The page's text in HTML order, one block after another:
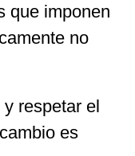
que imponen
no
respetar el
es